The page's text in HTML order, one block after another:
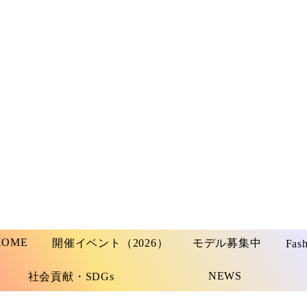
開催イベント（2026） モデル募集中
社会貢献・SDGs NEWS